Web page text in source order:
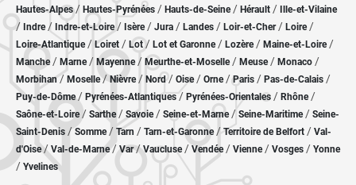
Hautes-Alpes/ Hautes-Pyrénées / Hauts-de-Seine/ Hérault / Ille-et-Vilaine
/ Indre/ Indre-et-Loire/ Isère/ Jura / Landes / Loir-et-Cher/ Loire/
Loire-Atlantique/ Loiret / Lot/ Lot et Garonne/ Lozère / Maine-et-Loire/
Manche/ Marne/ Mayenne/ Meurthe-et-Moselle/ Meuse/ Monaco /
Morbihan/ Moselle/ Nièvre / Nord/ Oise / Orne/Paris / Pas-de-Calais /
Puy-de-Dôme/ Pyrénées-Atlantiques / Pyrénées-Orientales / Rhône/
Saône-et-Loire/ Sarthe/ Savoie/ Seine-et-Marne/ Seine-Maritime/ Seine-
Saint-Denis /Somme/ Tarn / Tarn-et-Garonne/Territoire de Belfort / Val-
d'Oise/ Val-de-Marne/Var/Vaucluse/ Vendée/ Vienne/ Vosges / Yonne
/ Yvelines